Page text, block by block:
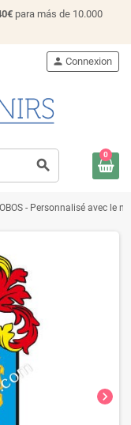
para más de 10.000
search
person Connexion
0
- Personnalisé avec le
chevron_right